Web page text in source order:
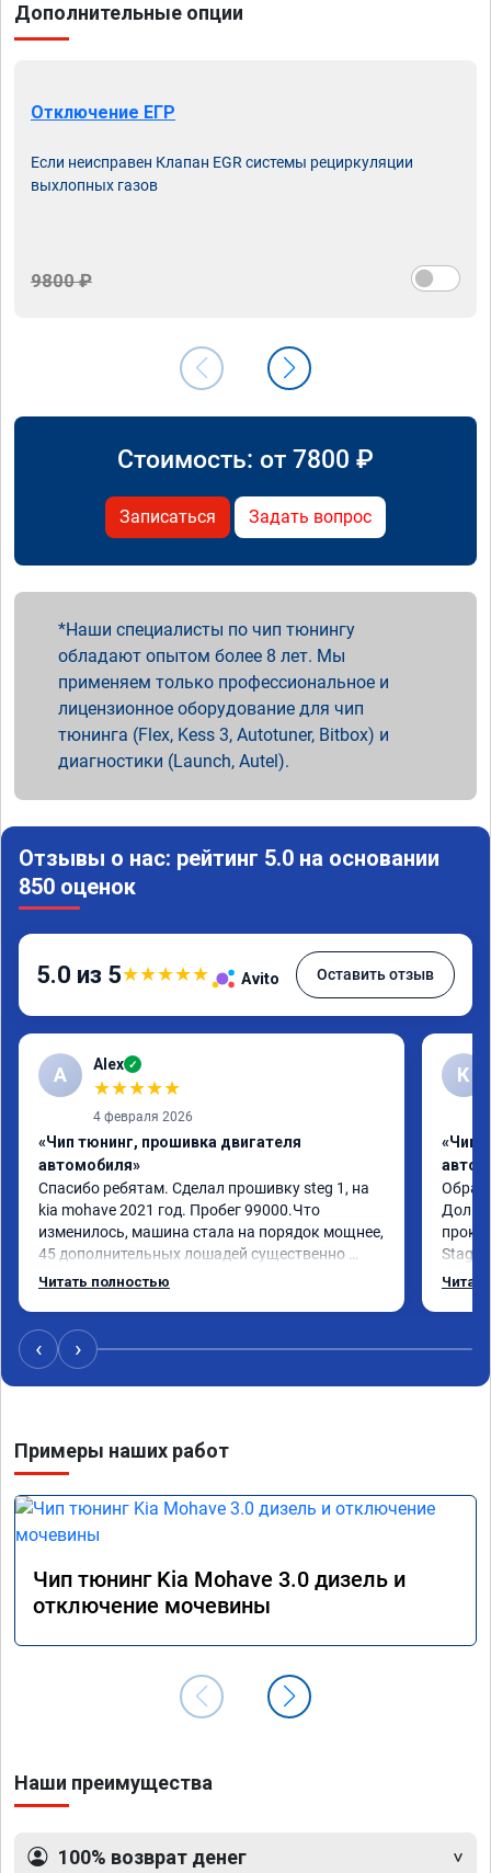
Дополнительные опции
Отключение ЕГР
Если неисправен Клапан EGR системы рециркуляции
выхлопных газов
9800 ₽
Стоимость: от 7800 ₽
Записаться Задать вопрос
Наши специалисты по чип тюнингу
обладают опытом более 8 лет. Мы
применяем только профессиональное и
лицензионное оборудование для чип
тюнинга (Flex, Kess 3, Autotuner, Bitbox) и
диагностики (Launch, Autel).
Отзывы о нас: рейтинг 5.0 на основании
850 оценок
5.0 из 5★★★★★ Avito Оставить отзыв
A Alex ✓
★★★★★
4 февраля 2026
«Чип тюнинг, прошивка двигателя
автомобиля»
Спасибо ребятам. Сделал прошивку steg 1, на
kia mohave 2021 год. Пробег 99000.Что
изменилось, машина стала на порядок мощнее,
45 дополнительных лошадей существенно
чувствуется и соответственно крутящего
12-12.5. Коробка перестала подпинывать при
наборе скорости. Педаль газа более
отзывчевее. В целом, я очень доволен.!
Читать полностью
К
«Чип
Долго
Stage
с
‹ ›
Примеры наших работ
Чип тюнинг Kia Mohave 3.0 дизель и
отключение мочевины
Наши преимущества
100% возврат денег